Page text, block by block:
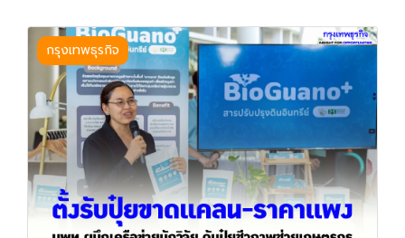
กรุงเทพธุรกิจ